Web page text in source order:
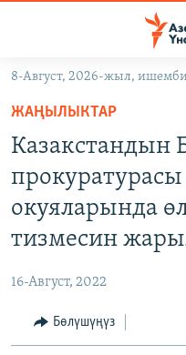
Навигацияга
өтүңүз
Издөөгө
салыңыз
УКРАИНА
БҮГҮН АЗАТТЫКТА
ЭКСПЕРТТЕР ТАЛДАЙТ
ПОДКАСТ
ӨЗГӨЧӨ ПИКИР
8-Август, 2026-жыл,
ЖАҢЫЛЫКТАР
Казакстандын
окуяларында
тизмесин
16-Август, 2022
Бөлүшүңүз